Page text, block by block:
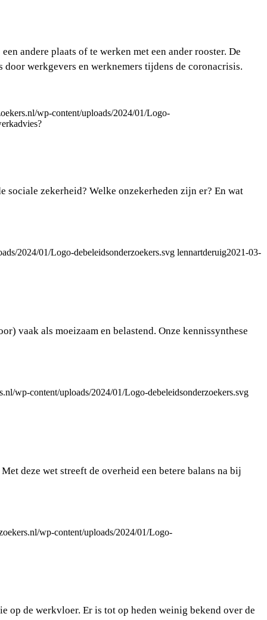
andere plaats of te werken met een ander rooster. De
werkgevers en werknemers tijdens de coronacrisis.
wp-content/uploads/2024/01/Logo-
zekerheid? Welke onzekerheden zijn er? En wat
2024/01/Logo-debeleidsonderzoekers.svg lennartderuig2021-03-
vaak als moeizaam en belastend. Onze kennissynthese
wp-content/uploads/2024/01/Logo-debeleidsonderzoekers.svg
deze wet streeft de overheid een betere balans na bij
wp-content/uploads/2024/01/Logo-
op de werkvloer. Er is tot op heden weinig bekend over de